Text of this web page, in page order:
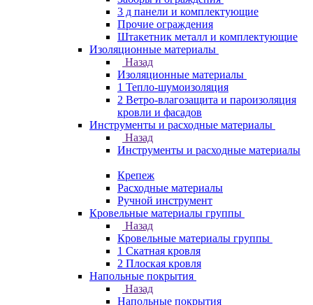
3 д панели и комплектующие
Прочие ограждения
Штакетник металл и комплектующие
Изоляционные материалы
Назад
Изоляционные материалы
1 Тепло-шумоизоляция
2 Ветро-влагозащита и пароизоляция
кровли и фасадов
Инструменты и расходные материалы
Назад
Инструменты и расходные материалы
Крепеж
Расходные материалы
Ручной инструмент
Кровельные материалы группы
Назад
Кровельные материалы группы
1 Скатная кровля
2 Плоская кровля
Напольные покрытия
Назад
Напольные покрытия